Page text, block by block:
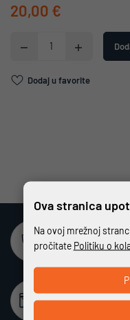
20,00 €
Dodaj u favorite
Sigurna online
Potpuno zaštićeno i
Beskamatno
Različiti način
Ova stranica
Na ovoj mrežnoj
pročitate Politiku o